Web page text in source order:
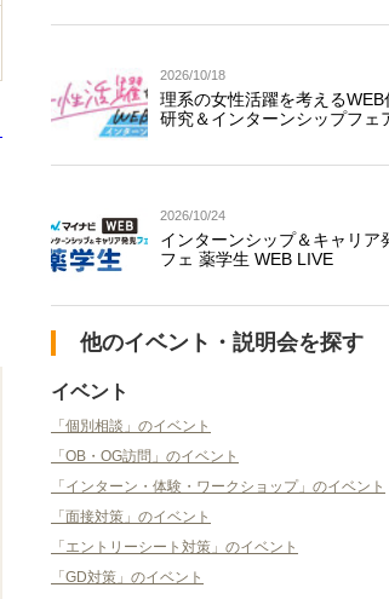
2026/10/18
理系の女性活躍を考えるWEB
研究＆インターンシップフェ
2026/10/24
インターンシップ＆キャリア
フェ 薬学生 WEB LIVE
他のイベント・説明会を探す
イベント
「個別相談」のイベント
「OB・OG訪問」のイベント
「インターン・体験・ワークショップ」のイベント
「面接対策」のイベント
「エントリーシート対策」のイベント
「GD対策」のイベント